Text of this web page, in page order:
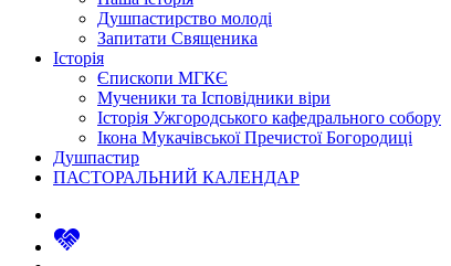
Душпастирство молоді
Запитати Священика
Історія
Єпископи МГКЄ
Мученики та Ісповідники віри
Історія Ужгородського кафедрального собору
Ікона Мукачівської Пречистої Богородиці
Душпастир
ПАСТОРАЛЬНИЙ КАЛЕНДАР